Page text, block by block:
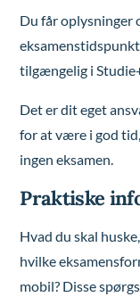
Du får oplysninger
tilgængelig i
Det er dit eget
for at være i god
ingen eksamen.
Praktiske
Hvad du skal
hvilke
mobil? Disse